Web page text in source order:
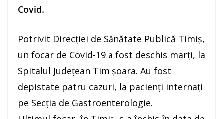
Covid.
Potrivit Direcţiei de Sănătate Publică Timiş,
un focar de Covid-19 a fost deschis marţi, la
Spitalul Judeţean Timişoara. Au fost
depistate patru cazuri, la pacienţi internaţi
pe Secţia de Gastroenterologie.